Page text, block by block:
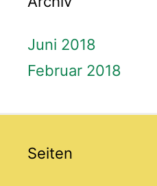
Juni 2018
Februar 2018
Seiten